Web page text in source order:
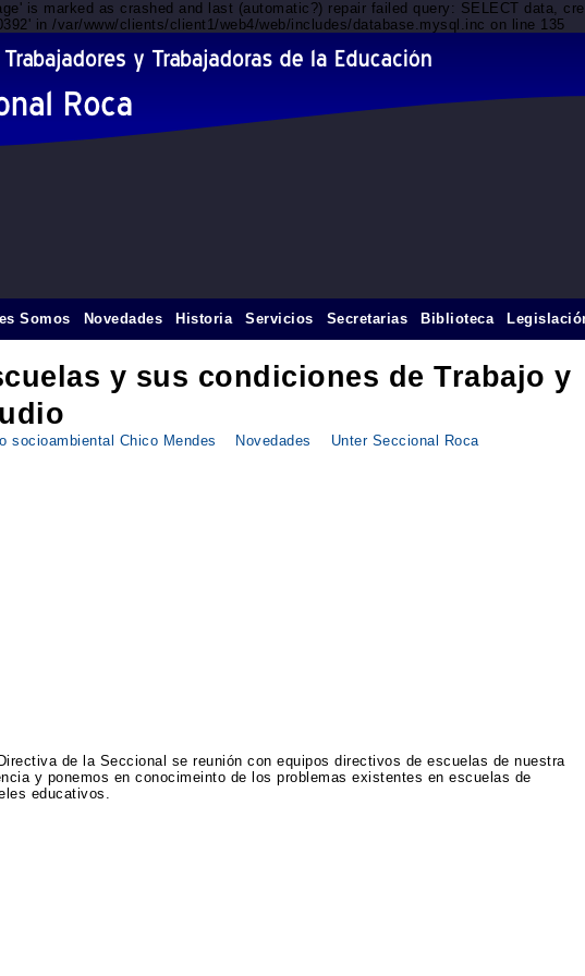
is marked as crashed and last (automatic?) repair failed query: SELECT data,
in /var/www/clients/client1/web4/web/includes/database.mysql.inc on line 135
y sus condiciones de Trabajo y
socioambiental Chico Mendes Novedades Unter Seccional Roca
de la Seccional se reunión con equipos directivos de escuelas de nuestra
y ponemos en conocimeinto de los problemas existentes en escuelas de
educativos.
Somos Novedades Historia Servicios Secretarias Biblioteca